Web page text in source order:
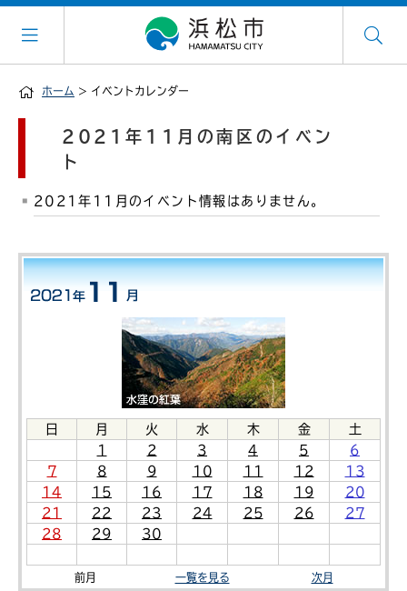
ホーム > イベントカレンダー
日 月 火 水 木 金
土
1
2 3 4 5
6
7
8 9 10 11 12
13
14
15 16 17 18 19
20
21
22 23 24 25 26
27
28
29 30
前月 一覧を見る 次月
2021年11月の南区のイベン
ト
2021年11月のイベント情報はありません。